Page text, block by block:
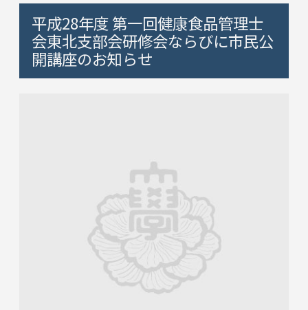
平成28年度 第一回健康食品管理士
会東北支部会研修会ならびに市民公
開講座のお知らせ